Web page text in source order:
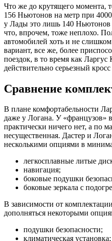
Что же до крутящего момента,
156 Ньютонов на метр при
у Лады это лишь 140 Ньютонов
что, впрочем, тоже неплохо.
автомобилей хоть и не
вариант, все же, более
поездок, в то время как Ларгус
действительно серьезный
Сравнение
В плане комфортабельности
даже у Логана. У «французов»
практически ничего нет, а по
несущественная. Дастер и
несколькими опциями в
легкосплавные литые
навигация;
боковые подушки
боковые зеркала с
В зависимости от
дополняться некоторыми
подушки безопасности;
климатическая установка;